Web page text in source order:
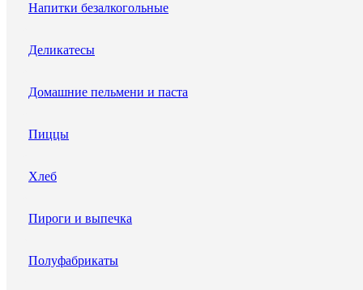
Напитки безалкогольные
Деликатесы
Домашние пельмени и паста
Пиццы
Хлеб
Пироги и выпечка
Полуфабрикаты